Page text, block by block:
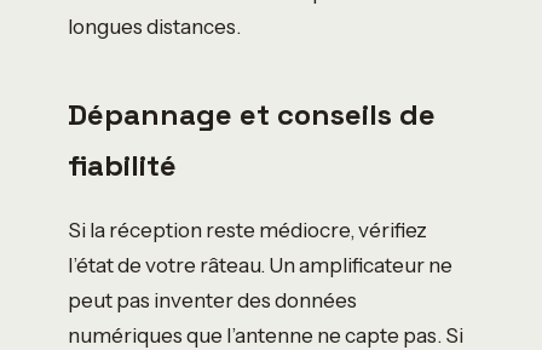
longues distances.
Dépannage et conseils de
fiabilité
Si la réception reste médiocre, vérifiez
l’état de votre râteau. Un amplificateur ne
peut pas inventer des données
numériques que l’antenne ne capte pas. Si